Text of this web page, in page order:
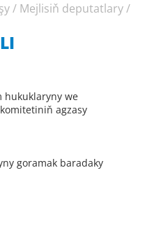
/ Mejlisiň deputatlary/
hukuklaryny we
agzasy
goramak baradaky